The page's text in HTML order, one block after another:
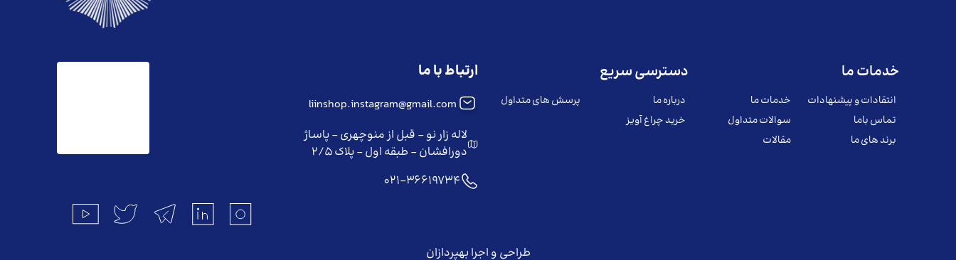
خدمات ما
انتقادات و پیشنهادات
خدمات ما
تماس باما
سوالات متداول
برند های ما
مقالات
دسترسی سریع
درباره ما
پرسش های متداول
خرید چراغ آویز
ارتباط با ما
liinshop.instagram@gmail.com
لاله زار نو - قبل از منوچهری - پاساژ
دورافشان - طبقه اول - پلاک ۲/۵
021-36619734
طراحی و اجرا بهپردازان